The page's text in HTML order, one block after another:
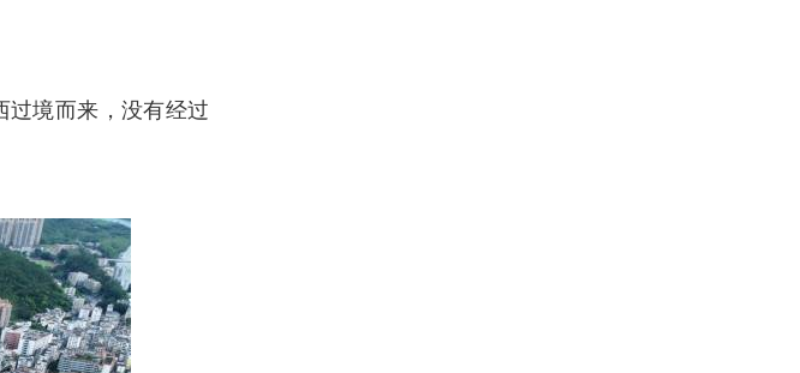
过境而来，没有经过